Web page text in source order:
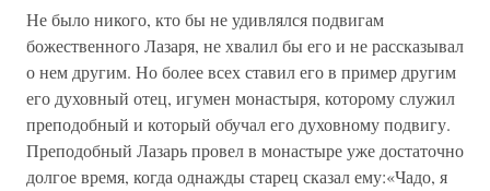
Не было никого, кто бы не удивлялся подвигам
божественного Лазаря, не хвалил бы его и не рассказывал
о нем другим. Но более всех ставил его в пример другим
его духовный отец, игумен монастыря, которому служил
преподобный и который обучал его духовному подвигу.
Преподобный Лазарь провел в монастыре уже достаточно
долгое время, когда однажды старец сказал ему:«Чадо, я